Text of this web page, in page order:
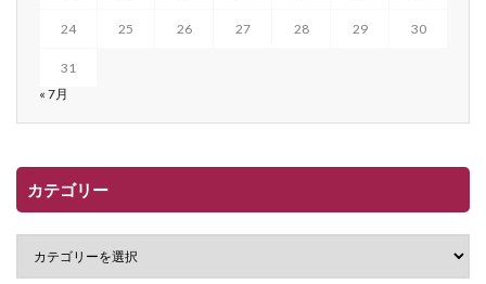
24 25 26 27 28 29 30
31
« 7月
カテゴリー